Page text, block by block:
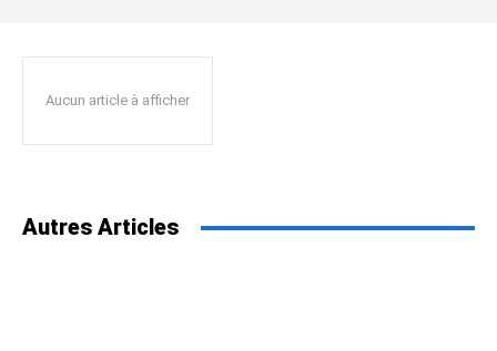
Aucun article à afficher
Autres Articles